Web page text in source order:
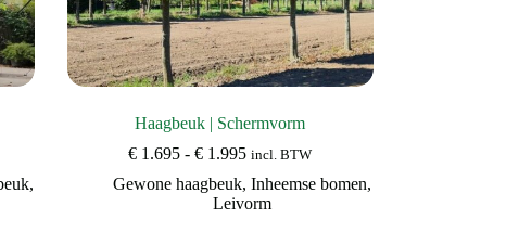
,
Haagbeuk | Schermvorm
€ 1.695 - € 1.995Prijsklasse:
tot
€ 1.995
incl. BTW
Gewone haagbeuk, Inheemse bomen,
Leivorm